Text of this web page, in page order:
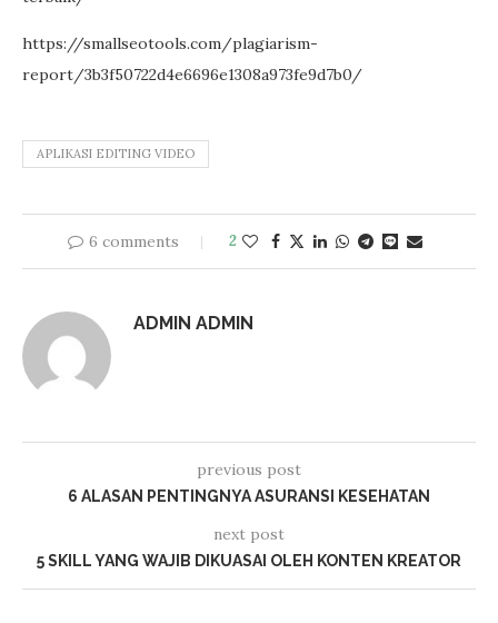
https://smallseotools.com/plagiarism-
report/3b3f50722d4e6696e1308a973fe9d7b0/
APLIKASI EDITING VIDEO
6 comments 2
ADMIN ADMIN
previous post
6 ALASAN PENTINGNYA ASURANSI KESEHATAN
next post
5 SKILL YANG WAJIB DIKUASAI OLEH KONTEN KREATOR